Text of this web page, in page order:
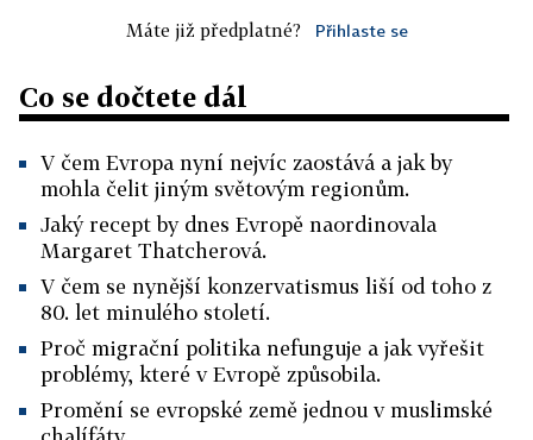
Máte již předplatné? Přihlaste se
Co se dočtete dál
V čem Evropa nyní nejvíc zaostává a jak by
mohla čelit jiným světovým regionům.
Jaký recept by dnes Evropě naordinovala
Margaret Thatcherová.
V čem se nynější konzervatismus liší od toho z
80. let minulého století.
Proč migrační politika nefunguje a jak vyřešit
problémy, které v Evropě způsobila.
Promění se evropské země jednou v muslimské